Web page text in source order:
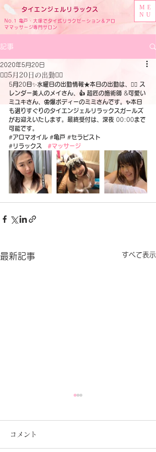
ME
NU
タイ エンジェル リラックス
No.1 亀戸・大塚でタイ式リラクゼーション＆アロ
ママッサージ専門サロン
記事
🧚‍♂️5月20日の出勤🧚‍♂️
2020年5月20日
5月 20日✨水曜日の出勤情報★本日の出勤は、 🧚‍♀️ ス
レンダー美人のメイさん、👍 超匠の施術師 &可愛い
ミユキさん、🦋爆ボディーのミミさんです。✨本日
も選りすぐりのタイエンジェルリラックスガールズ
がお迎えいたします。最終受付は、深夜 00:00まで
可能です。
#アロマオイル #亀戸 #セラピスト
#リラックス #マッサージ
最新記事 すべて表示
コメント